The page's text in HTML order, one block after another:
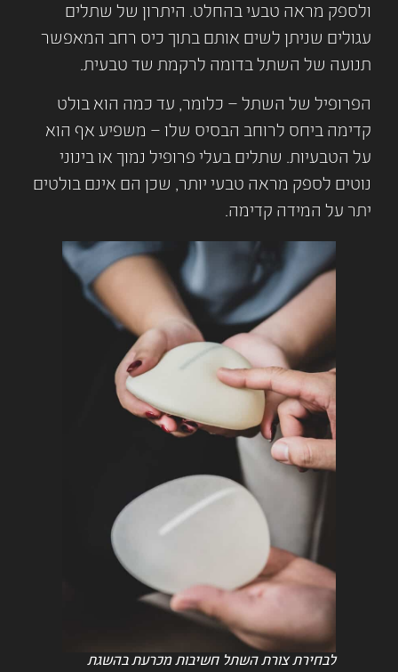
ולספק מראה טבעי בהחלט. היתרון של שתלים
עגולים שניתן לשים אותם בתוך כיס רחב המאפשר
תנועה של השתל בדומה לרקמת שד טבעית.
הפרופיל של השתל – כלומר, עד כמה הוא בולט
קדימה ביחס לרוחב הבסיס שלו – משפיע אף הוא
על הטבעיות. שתלים בעלי פרופיל נמוך או בינוני
נוטים לספק מראה טבעי יותר, שכן הם אינם בולטים
יתר על המידה קדימה.
לבחירת צורת השתל חשיבות מכרעת בהשגת